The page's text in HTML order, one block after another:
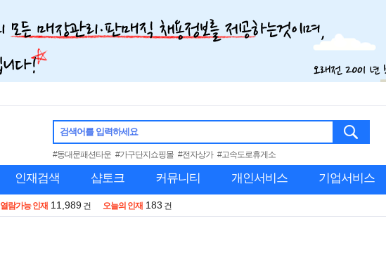
검색어를 입력하세요
#동대문패션타운 #가구단지쇼핑몰 #전자상가 #고속도로휴게소
인재검색 샵토크 커뮤니티 개인서비스 기업서비스
열람가능 인재 11,989 건 오늘의 인재 183 건